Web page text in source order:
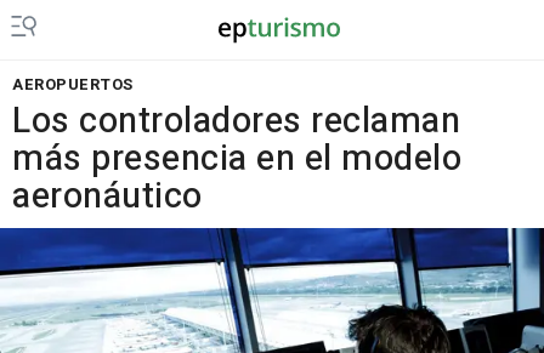
AEROPUERTOS
Los controladores reclaman
más presencia en el modelo
aeronáutico